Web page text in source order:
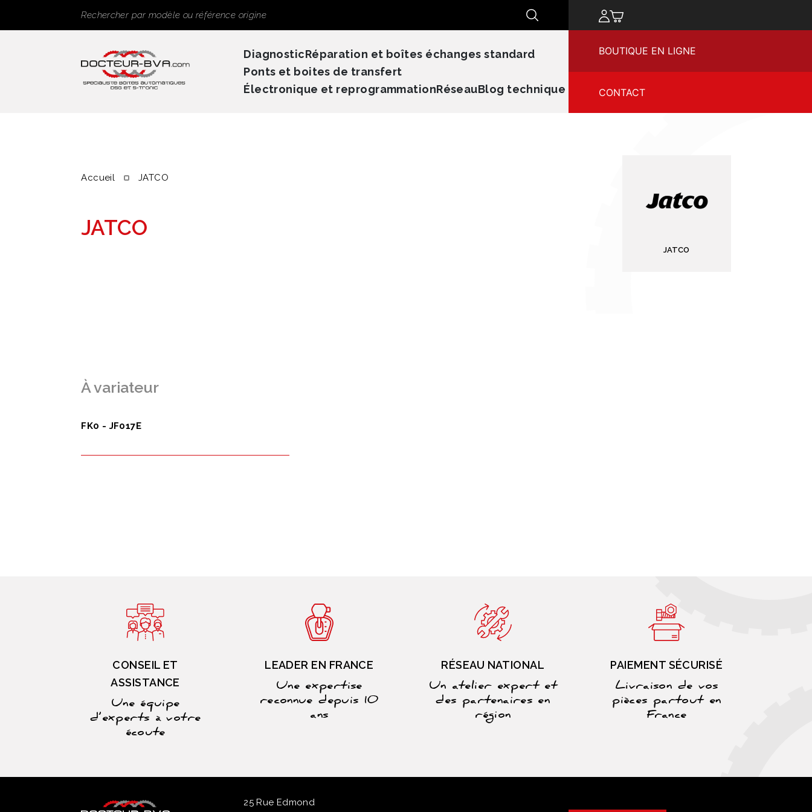
Rechercher
Rechercher
DiagnosticRéparation et boîtes échanges standard
Ponts et boites de transfert
Électronique et reprogrammationRéseauBlog technique
BOUTIQUE EN LIGNE
CONTACT
Accueil JATCO
JATCO
JATCO
À variateur
FK0 - JF017E
CONSEIL ET
ASSISTANCE
Une équipe
d’experts à votre
écoute
LEADER EN FRANCE
Une expertise
reconnue depuis 10
ans
RÉSEAU NATIONAL
Un atelier expert et
des partenaires en
région
PAIEMENT SÉCURISÉ
Livraison de vos
pièces partout en
France
25 Rue Edmond